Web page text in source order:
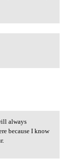
We
always
because I know